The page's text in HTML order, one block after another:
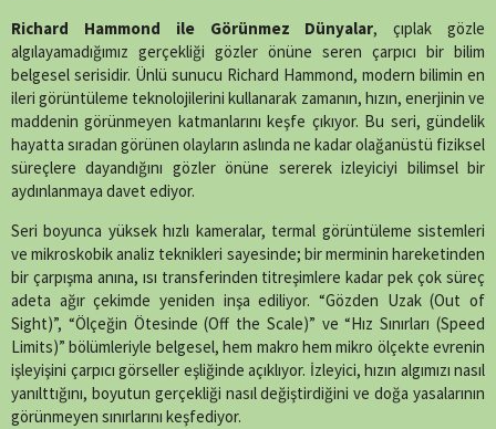
X
(Twitter)
FacebookWhatsAppTelegram
SMS Email LinkedInPinterest
Richard Hammond ile Görünmez Dünyalar, çıplak gözle
algılayamadığımız gerçekliği gözler önüne seren çarpıcı bir bilim
belgesel serisidir. Ünlü sunucu Richard Hammond, modern bilimin en
ileri görüntüleme teknolojilerini kullanarak zamanın, hızın, enerjinin ve
maddenin görünmeyen katmanlarını keşfe çıkıyor. Bu seri, gündelik
hayatta sıradan görünen olayların aslında ne kadar olağanüstü fiziksel
süreçlere dayandığını gözler önüne sererek izleyiciyi bilimsel bir
aydınlanmaya davet ediyor.
Seri boyunca yüksek hızlı kameralar, termal görüntüleme sistemleri
ve mikroskobik analiz teknikleri sayesinde; bir merminin hareketinden
bir çarpışma anına, ısı transferinden titreşimlere kadar pek çok süreç
adeta ağır çekimde yeniden inşa ediliyor. “Gözden Uzak (Out of
Sight)”, “Ölçeğin Ötesinde (Off the Scale)” ve “Hız Sınırları (Speed
Limits)” bölümleriyle belgesel, hem makro hem mikro ölçekte evrenin
işleyişini çarpıcı görseller eşliğinde açıklıyor. İzleyici, hızın algımızı nasıl
yanılttığını, boyutun gerçekliği nasıl değiştirdiğini ve doğa yasalarının
görünmeyen sınırlarını keşfediyor.